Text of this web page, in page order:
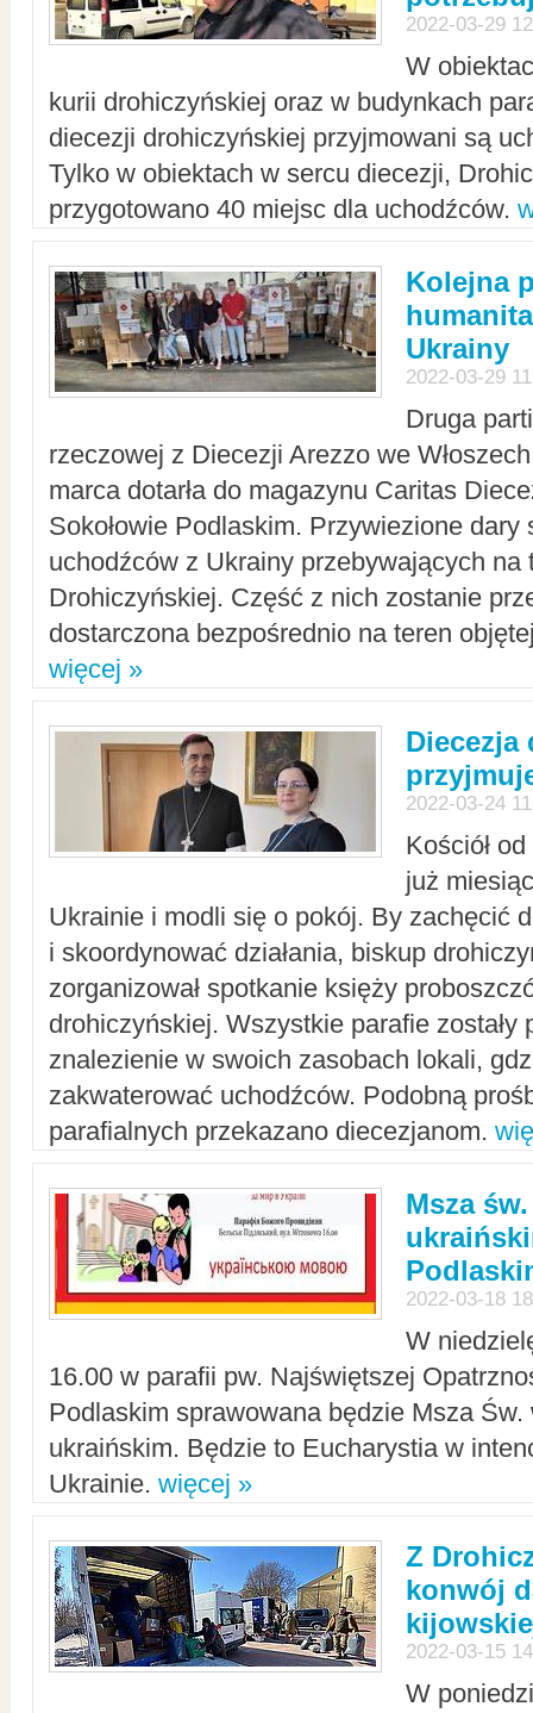
2022-03-29
W
kurii drohiczyńskiej oraz w budynkach
diecezji drohiczyńskiej przyjmowani są
Tylko w obiektach w sercu diecezji,
przygotowano 40 miejsc dla uchodźców.
Kolejna
Ukrainy
2022-03-29
Druga
rzeczowej z Diecezji Arezzo we
marca dotarła do magazynu Caritas
Sokołowie Podlaskim. Przywiezione dary
uchodźców z Ukrainy przebywających na
Drohiczyńskiej. Część z nich zostanie
dostarczona bezpośrednio na teren
więcej »
Diecezja
2022-03-24
Kościół
już
Ukrainie i modli się o pokój. By zachęcić
i skoordynować działania, biskup
zorganizował spotkanie księży
drohiczyńskiej. Wszystkie parafie zostały
znalezienie w swoich zasobach lokali,
zakwaterować uchodźców. Podobną
parafialnych przekazano diecezjanom.
Msza
2022-03-18
W
16.00 w parafii pw. Najświętszej
Podlaskim sprawowana będzie Msza Św.
ukraińskim. Będzie to Eucharystia w
Ukrainie. więcej »
Z
konwój
2022-03-15
W